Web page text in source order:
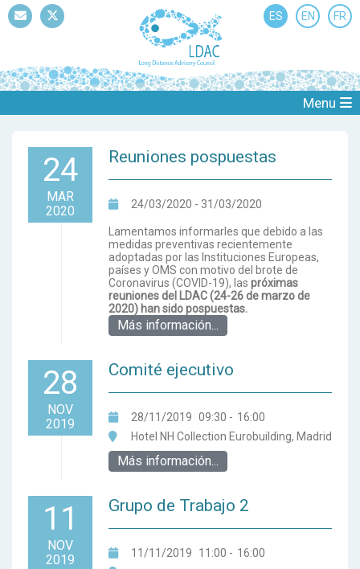
ES EN FR
Menu
24
MAR
2020
Reuniones pospuestas
24/03/2020 - 31/03/2020
Lamentamos informarles que debido a las
medidas preventivas recientemente
adoptadas por las Instituciones Europeas,
países y OMS con motivo del brote de
Coronavirus (COVID-19), las próximas
reuniones del LDAC (24-26 de marzo de
2020) han sido pospuestas.
Más información...
28
NOV
2019
Comité ejecutivo
28/11/2019 09:30 - 16:00
Hotel NH Collection Eurobuilding, Madrid
Más información...
11
NOV
2019
Grupo de Trabajo 2
11/11/2019 11:00 - 16:00